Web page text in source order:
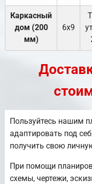
Каркасный
дом (200
мм)
6х9
Пользуйтесь нашим
адаптировать под
получить свою
При помощи
схемы, чертежи,